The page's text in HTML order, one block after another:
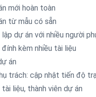
mới hoàn toàn
từ mẫu có sẵn
lập dự án với nhiều người
đính kèm nhiều tài liệu
án
trách: cập nhật tiến độ
liệu, thành viên dự án